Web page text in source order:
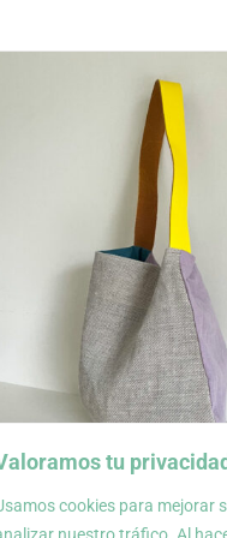
tu privacidad
cookies para mejorar
Bolso de tela,